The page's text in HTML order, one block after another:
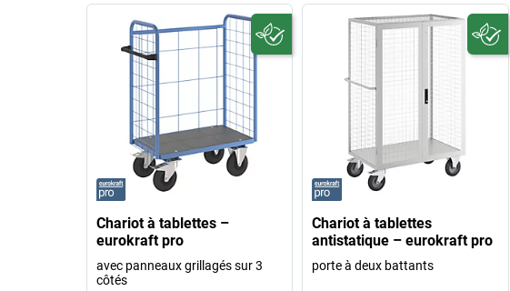
Chariot à tablettes –
eurokraft pro
avec panneaux grillagés sur 3
côtés
Chariot à tablettes
antistatique – eurokraft pro
porte à deux battants